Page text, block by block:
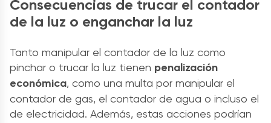
Consecuencias de trucar el contador
de la luz o enganchar la luz
Tanto manipular el contador de la luz como
pinchar o trucar la luz tienen penalización
económica, como una multa por manipular el
contador de gas, el contador de agua o incluso el
de electricidad. Además, estas acciones podrían